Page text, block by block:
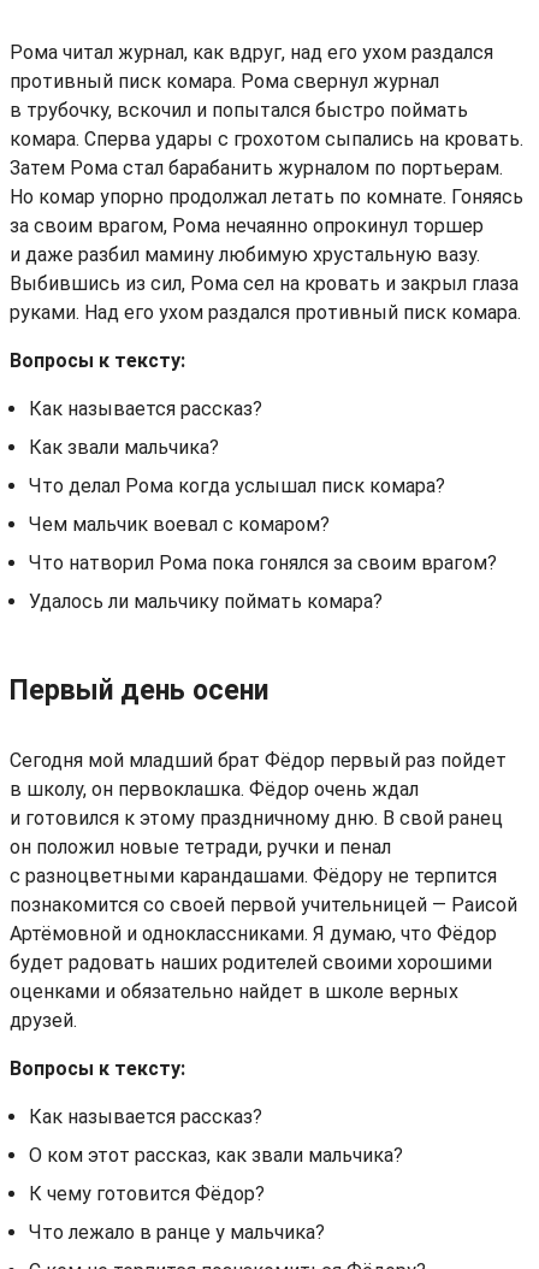
Рома читал журнал, как вдруг, над его ухом раздался
противный писк комара. Рома свернул журнал
в трубочку, вскочил и попытался быстро поймать
комара. Сперва удары с грохотом сыпались на кровать.
Затем Рома стал барабанить журналом по портьерам.
Но комар упорно продолжал летать по комнате. Гоняясь
за своим врагом, Рома нечаянно опрокинул торшер
и даже разбил мамину любимую хрустальную вазу.
Выбившись из сил, Рома сел на кровать и закрыл глаза
руками. Над его ухом раздался противный писк комара.
Вопросы к тексту:
Как называется рассказ?
Как звали мальчика?
Что делал Рома когда услышал писк комара?
Чем мальчик воевал с комаром?
Что натворил Рома пока гонялся за своим врагом?
Удалось ли мальчику поймать комара?
Первый день осени
Сегодня мой младший брат Фёдор первый раз пойдет
в школу, он первоклашка. Фёдор очень ждал
и готовился к этому праздничному дню. В свой ранец
он положил новые тетради, ручки и пенал
с разноцветными карандашами. Фёдору не терпится
познакомится со своей первой учительницей — Раисой
Артёмовной и одноклассниками. Я думаю, что Фёдор
будет радовать наших родителей своими хорошими
оценками и обязательно найдет в школе верных
друзей.
Вопросы к тексту:
Как называется рассказ?
О ком этот рассказ, как звали мальчика?
К чему готовится Фёдор?
Что лежало в ранце у мальчика?